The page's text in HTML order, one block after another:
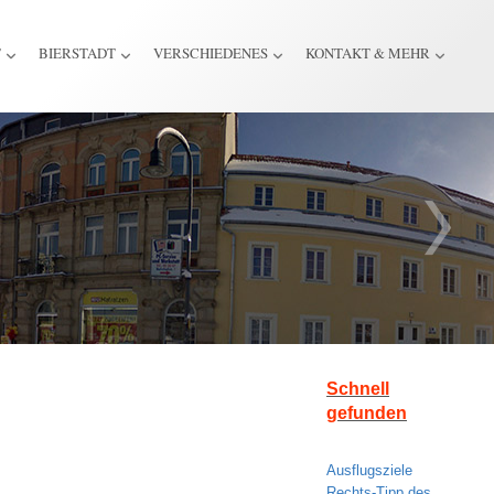
BIERSTADT VERSCHIEDENES KONTAKT & MEHR
Schnell
gefunden
Ausflugsziele